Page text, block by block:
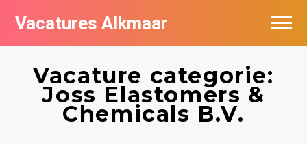
Vacatures Alkmaar
Vacature categorie:
Joss Elastomers &
Chemicals B.V.
Vacatures per bedrijf
Nieuwsbrief feed